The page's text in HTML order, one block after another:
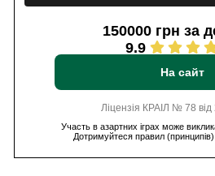
150000 грн за
9.9
На сайт
Ліцензія КРАІЛ № 78
Участь в азартних іграх може
Дотримуйтеся правил (принципів)